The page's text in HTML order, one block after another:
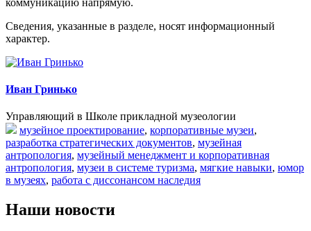
Сведения, указанные в разделе, носят информационный
характер.
Иван Гринько
Управляющий в Школе прикладной музеологии
музейное проектирование, корпоративные музеи,
разработка стратегических документов, музейная
антропология, музейный менеджмент и корпоративная
антропология, музеи в системе туризма, мягкие навыки, юмор
в музеях, работа с диссонансом наследия
Наши новости